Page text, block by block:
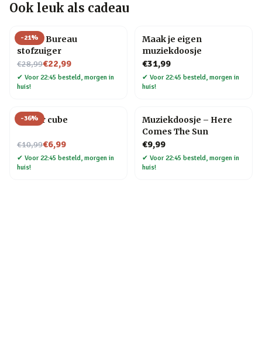
Ook leuk als cadeau
-21%
Henry Bureau
stofzuiger
€28,99
Nu voor€22,99
✔ Voor 22:45 besteld, morgen in
huis!
Maak je eigen
muziekdoosje
€31,99
✔ Voor 22:45 besteld, morgen in
huis!
-36%
Finger cube
€10,99
Nu voor€6,99
✔ Voor 22:45 besteld, morgen in
huis!
Muziekdoosje – Here
Comes The Sun
€9,99
✔ Voor 22:45 besteld, morgen in
huis!